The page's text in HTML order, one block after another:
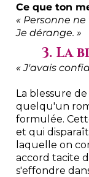
Ce que ton
« Personne
Je dérange. »
3. La
« J'avais
La blessure
quelqu'un
formulée.
et qui
laquelle on
accord tacite
s'effondre